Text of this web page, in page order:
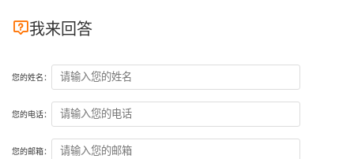
我来回答
您的姓名：
您的电话：
您的邮箱：